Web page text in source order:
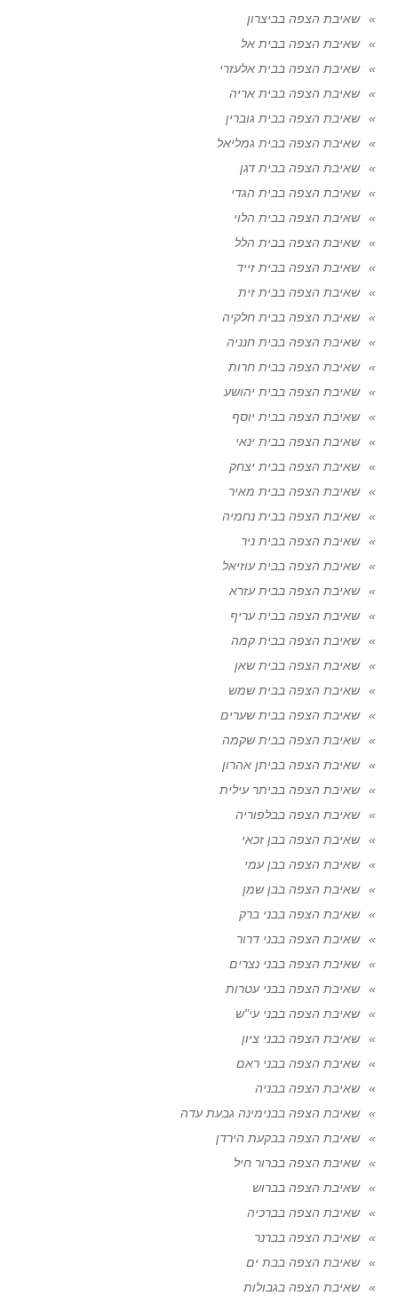
שאיבת הצפה בביצרון
שאיבת הצפה בבית אל
שאיבת הצפה בבית אלעזרי
שאיבת הצפה בבית אריה
שאיבת הצפה בבית גוברין
שאיבת הצפה בבית גמליאל
שאיבת הצפה בבית דגן
שאיבת הצפה בבית הגדי
שאיבת הצפה בבית הלוי
שאיבת הצפה בבית הלל
שאיבת הצפה בבית זייד
שאיבת הצפה בבית זית
שאיבת הצפה בבית חלקיה
שאיבת הצפה בבית חנניה
שאיבת הצפה בבית חרות
שאיבת הצפה בבית יהושע
שאיבת הצפה בבית יוסף
שאיבת הצפה בבית ינאי
שאיבת הצפה בבית יצחק
שאיבת הצפה בבית מאיר
שאיבת הצפה בבית נחמיה
שאיבת הצפה בבית ניר
שאיבת הצפה בבית עוזיאל
שאיבת הצפה בבית עזרא
שאיבת הצפה בבית עריף
שאיבת הצפה בבית קמה
שאיבת הצפה בבית שאן
שאיבת הצפה בבית שמש
שאיבת הצפה בבית שערים
שאיבת הצפה בבית שקמה
שאיבת הצפה בביתן אהרון
שאיבת הצפה בביתר עילית
שאיבת הצפה בבלפוריה
שאיבת הצפה בבן זכאי
שאיבת הצפה בבן עמי
שאיבת הצפה בבן שמן
שאיבת הצפה בבני ברק
שאיבת הצפה בבני דרור
שאיבת הצפה בבני נצרים
שאיבת הצפה בבני עטרות
שאיבת הצפה בבני עי"ש
שאיבת הצפה בבני ציון
שאיבת הצפה בבני ראם
שאיבת הצפה בבניה
שאיבת הצפה בבנימינה גבעת עדה
שאיבת הצפה בבקעת הירדן
שאיבת הצפה בברור חיל
שאיבת הצפה בברוש
שאיבת הצפה בברכיה
שאיבת הצפה בברנר
שאיבת הצפה בבת ים
שאיבת הצפה בגבולות